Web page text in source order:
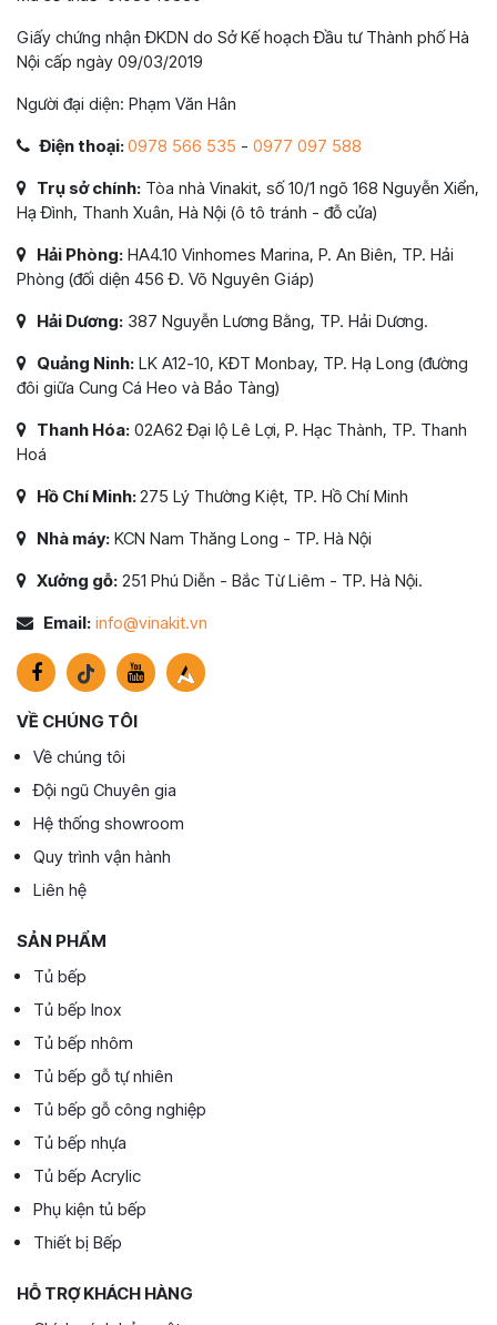
Giấy chứng nhận ĐKDN do Sở Kế hoạch Đầu tư Thành phố Hà
Nội cấp ngày 09/03/2019
Người đại diện: Phạm Văn Hân
Điện thoại:0978 566 535 - 0977 097 588
Trụ sở chính: Tòa nhà Vinakit, số 10/1 ngõ 168 Nguyễn Xiển,
Hạ Đình, Thanh Xuân, Hà Nội (ô tô tránh - đỗ cửa)
Hải Phòng: HA4.10 Vinhomes Marina, P. An Biên, TP. Hải
Phòng (đối diện 456 Đ. Võ Nguyên Giáp)
Hải Dương: 387 Nguyễn Lương Bằng, TP. Hải Dương.
Quảng Ninh: LK A12-10, KĐT Monbay, TP. Hạ Long (đường
đôi giữa Cung Cá Heo và Bảo Tàng)
Thanh Hóa: 02A62 Đại lộ Lê Lợi, P. Hạc Thành, TP. Thanh
Hoá
Hồ Chí Minh:275 Lý Thường Kiệt, TP. Hồ Chí Minh
Nhà máy: KCN Nam Thăng Long - TP. Hà Nội
Xưởng gỗ: 251 Phú Diễn - Bắc Từ Liêm - TP. Hà Nội.
Email: info@vinakit.vn
VỀ CHÚNG TÔI
Về chúng tôi
Đội ngũ Chuyên gia
Hệ thống showroom
Quy trình vận hành
Liên hệ
SẢN PHẨM
Tủ bếp
Tủ bếp Inox
Tủ bếp nhôm
Tủ bếp gỗ tự nhiên
Tủ bếp gỗ công nghiệp
Tủ bếp nhựa
Tủ bếp Acrylic
Phụ kiện tủ bếp
Thiết bị Bếp
HỖ TRỢ KHÁCH HÀNG